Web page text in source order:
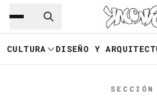
Saltar al contenido
CULTURA DISEÑO Y
SECCIÓN